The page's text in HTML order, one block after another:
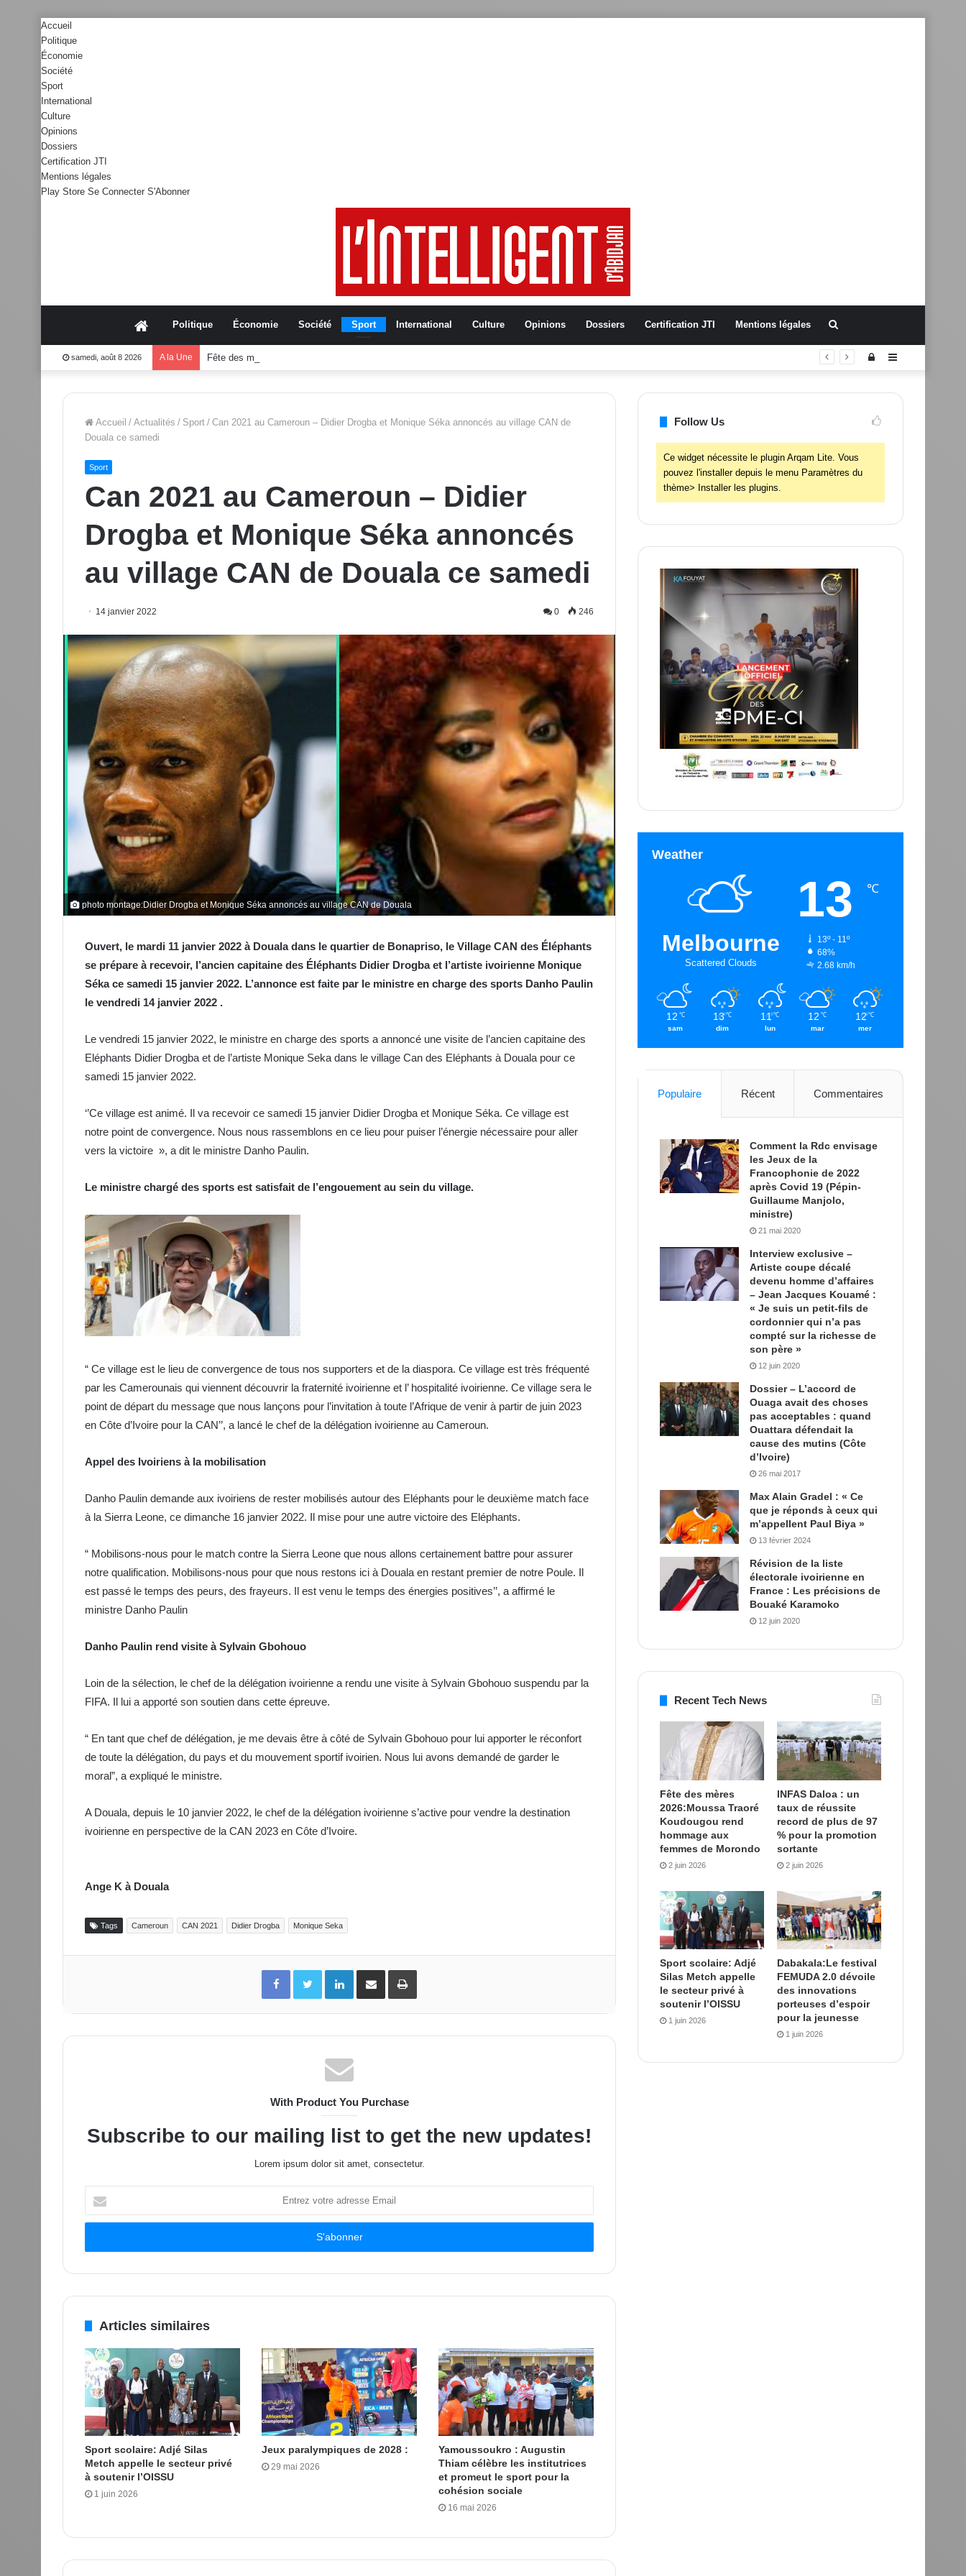
Accueil
Politique
Économie
Société
Sport
International
Culture
Opinions
Dossiers
Certification JTI
Mentions légales
Play Store Se Connecter S'Abonner
AccueilPolitique Économie Société Sport International Culture Opinions Dossiers Certification JTI Mentions légales
samedi, août 8 2026 A la Une Fête des mères 2026:Moussa Traoré Koudougou rend hommage aux femmes de Morondo Sidebar
Connexion
Accueil / Actualités / Sport / Can 2021 au Cameroun – Didier Drogba et Monique Séka annoncés au village CAN de
Douala ce samedi
Sport
Can 2021 au Cameroun – Didier
Drogba et Monique Séka annoncés
au village CAN de Douala ce samedi
14 janvier 2022 0 246
photo montage:Didier Drogba et Monique Séka annoncés au village CAN de Douala
Ouvert, le mardi 11 janvier 2022 à Douala dans le quartier de Bonapriso, le Village CAN des Éléphants
se prépare à recevoir, l’ancien capitaine des Éléphants Didier Drogba et l’artiste ivoirienne Monique
Séka ce samedi 15 janvier 2022. L’annonce est faite par le ministre en charge des sports Danho Paulin
le vendredi 14 janvier 2022 .
Le vendredi 15 janvier 2022, le ministre en charge des sports a annoncé une visite de l’ancien capitaine des
Eléphants Didier Drogba et de l’artiste Monique Seka dans le village Can des Eléphants à Douala pour ce
samedi 15 janvier 2022.
‘’Ce village est animé. Il va recevoir ce samedi 15 janvier Didier Drogba et Monique Séka. Ce village est
notre point de convergence. Nous nous rassemblons en ce lieu pour puiser l’énergie nécessaire pour aller
vers la victoire », a dit le ministre Danho Paulin.
Le ministre chargé des sports est satisfait de l’engouement au sein du village.
“ Ce village est le lieu de convergence de tous nos supporters et de la diaspora. Ce village est très fréquenté
par les Camerounais qui viennent découvrir la fraternité ivoirienne et l’ hospitalité ivoirienne. Ce village sera le
point de départ du message que nous lançons pour l’invitation à toute l’Afrique de venir à partir de juin 2023
en Côte d’Ivoire pour la CAN’’, a lancé le chef de la délégation ivoirienne au Cameroun.
Appel des Ivoiriens à la mobilisation
Danho Paulin demande aux ivoiriens de rester mobilisés autour des Eléphants pour le deuxième match face
à la Sierra Leone, ce dimanche 16 janvier 2022. Il mise pour une autre victoire des Eléphants.
“ Mobilisons-nous pour le match contre la Sierra Leone que nous allons certainement battre pour assurer
notre qualification. Mobilisons-nous pour que nous restons ici à Douala en restant premier de notre Poule. Il
est passé le temps des peurs, des frayeurs. Il est venu le temps des énergies positives’’, a affirmé le
ministre Danho Paulin
Danho Paulin rend visite à Sylvain Gbohouo
Loin de la sélection, le chef de la délégation ivoirienne a rendu une visite à Sylvain Gbohouo suspendu par la
FIFA. Il lui a apporté son soutien dans cette épreuve.
“ En tant que chef de délégation, je me devais être à côté de Sylvain Gbohouo pour lui apporter le réconfort
de toute la délégation, du pays et du mouvement sportif ivoirien. Nous lui avons demandé de garder le
moral”, a expliqué le ministre.
A Douala, depuis le 10 janvier 2022, le chef de la délégation ivoirienne s’active pour vendre la destination
ivoirienne en perspective de la CAN 2023 en Côte d’Ivoire.
Ange K à Douala
Tags Cameroun CAN 2021 Didier Drogba Monique Seka
FacebookTwitter LinkedinPartager par email Imprimer
With Product You Purchase
Subscribe to our mailing list to get the new updates!
Lorem ipsum dolor sit amet, consectetur.
votre
adresse
Articles similaires
Sport scolaire: Adjé Silas
Metch appelle le secteur privé
à soutenir l’OISSU
1 juin 2026
Jeux paralympiques de 2028 :
29 mai 2026
Yamoussoukro : Augustin
Thiam célèbre les institutrices
et promeut le sport pour la
cohésion sociale
16 mai 2026
Follow Us
Ce widget nécessite le plugin Arqam Lite. Vous
pouvez l'installer depuis le menu Paramètres du
thème> Installer les plugins.
Weather
Melbourne
Scattered Clouds
13 ℃
13º - 11º
68%
2.68 km/h
12 ℃
sam
13 ℃
dim
11 ℃
lun
12 ℃
mar
12 ℃
mer
Populaire Récent Commentaires
Comment la Rdc envisage
les Jeux de la
Francophonie de 2022
après Covid 19 (Pépin-
Guillaume Manjolo,
ministre)
21 mai 2020
Interview exclusive –
Artiste coupe décalé
devenu homme d’affaires
– Jean Jacques Kouamé :
« Je suis un petit-fils de
cordonnier qui n’a pas
compté sur la richesse de
son père »
12 juin 2020
Dossier – L’accord de
Ouaga avait des choses
pas acceptables : quand
Ouattara défendait la
cause des mutins (Côte
d’Ivoire)
26 mai 2017
Max Alain Gradel : « Ce
que je réponds à ceux qui
m’appellent Paul Biya »
13 février 2024
Révision de la liste
électorale ivoirienne en
France : Les précisions de
Bouaké Karamoko
12 juin 2020
Recent Tech News
Fête des mères
2026:Moussa Traoré
Koudougou rend
hommage aux
femmes de Morondo
2 juin 2026
INFAS Daloa : un
taux de réussite
record de plus de 97
% pour la promotion
sortante
2 juin 2026
Sport scolaire: Adjé
Silas Metch appelle
le secteur privé à
soutenir l’OISSU
1 juin 2026
Dabakala:Le festival
FEMUDA 2.0 dévoile
des innovations
porteuses d’espoir
pour la jeunesse
1 juin 2026